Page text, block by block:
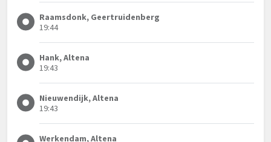
Raamsdonk, Geertruidenberg
19:44
Hank, Altena
19:43
Nieuwendijk, Altena
19:43
Werkendam, Altena